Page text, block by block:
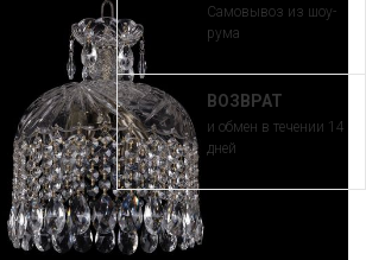
Самовывоз из шоу-
рума
ВОЗВРАТ
и обмен в течении 14
дней